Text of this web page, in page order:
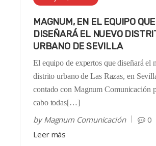
MAGNUM, EN EL EQUIPO QUE
DISEÑARÁ EL NUEVO
URBANO DE SEVILLA
El equipo de expertos que diseñará el
distrito urbano de Las Razas, en
contado con Magnum Comunicación
cabo todas[…]
byMagnum Comunicación
0
Leer más